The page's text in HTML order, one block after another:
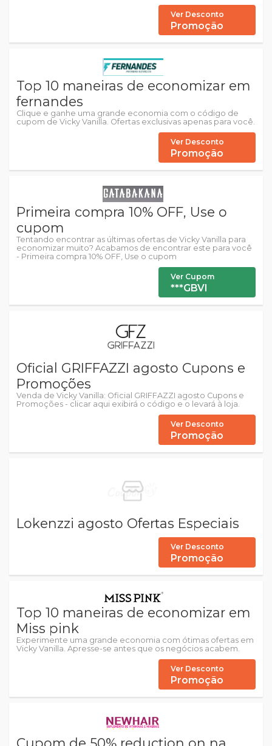
Ver Desconto
Promoção
Top 10 maneiras de economizar em
fernandes
Clique e ganhe uma grande economia com o código de
cupom de Vicky Vanilla. Ofertas exclusivas apenas para você.
Ver Desconto
Promoção
Primeira compra 10% OFF, Use o
cupom
Tentando encontrar as últimas ofertas de Vicky Vanilla para
economizar muito? Acabamos de encontrar este para você
- Primeira compra 10% OFF, Use o cupom
Ver Cupom
***GBVI
Oficial GRIFFAZZI agosto Cupons e
Promoções
Venda de Vicky Vanilla: Oficial GRIFFAZZI agosto Cupons e
Promoções - clicar aqui exibirá o código e o levará à loja.
Ver Desconto
Promoção
Lokenzzi agosto Ofertas Especiais
Ver Desconto
Promoção
Top 10 maneiras de economizar em
Miss pink
Experimente uma grande economia com ótimas ofertas em
Vicky Vanilla. Apresse-se antes que os negócios acabem.
Ver Desconto
Promoção